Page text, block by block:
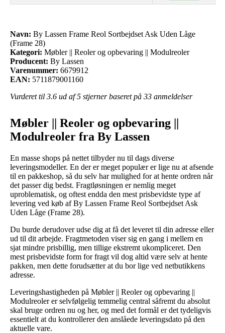
Navn: By Lassen Frame Reol Sortbejdset Ask Uden Låge
(Frame 28)
Kategori: Møbler || Reoler og opbevaring || Modulreoler
Producent: By Lassen
Varenummer: 6679912
EAN: 5711879001160
Vurderet til 3.6 ud af 5 stjerner baseret på 33 anmeldelser
Møbler || Reoler og opbevaring ||
Modulreoler fra By Lassen
En masse shops på nettet tilbyder nu til dags diverse
leveringsmodeller. En der er meget populær er lige nu at afsende
til en pakkeshop, så du selv har mulighed for at hente ordren når
det passer dig bedst. Fragtløsningen er nemlig meget
uproblematisk, og oftest endda den mest prisbevidste type af
levering ved køb af By Lassen Frame Reol Sortbejdset Ask
Uden Låge (Frame 28).
Du burde derudover udse dig at få det leveret til din adresse eller
ud til dit arbejde. Fragtmetoden viser sig en gang i mellem en
sjat mindre prisbillig, men tillige ekstremt ukompliceret. Den
mest prisbevidste form for fragt vil dog altid være selv at hente
pakken, men dette forudsætter at du bor lige ved netbutikkens
adresse.
Leveringshastigheden på Møbler || Reoler og opbevaring ||
Modulreoler er selvfølgelig temmelig central såfremt du absolut
skal bruge ordren nu og her, og med det formål er det tydeligvis
essentielt at du kontrollerer den anslåede leveringsdato på den
aktuelle vare.